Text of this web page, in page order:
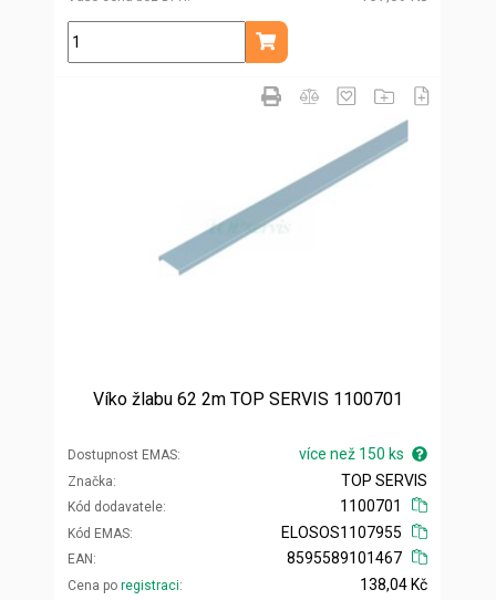
ks
Přidat do košíku
Víko žlabu 62 2m TOP SERVIS 1100701
Dostupnost EMAS více než 150 ks
Značka
Kód dodavatele
TOP SERVIS
1100701
Kód EMAS
EAN
ELOSOS1107955
8595589101467
Cena po registraci
138,04 Kč